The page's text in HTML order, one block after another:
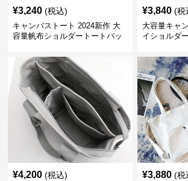
¥3,240 (税込)
キャンバストート 2024新作 大
容量帆布ショルダートートバッ
¥3,840 (税
大容量キャ
イショルダ
¥4,200 (税込) ¥3,880 (税